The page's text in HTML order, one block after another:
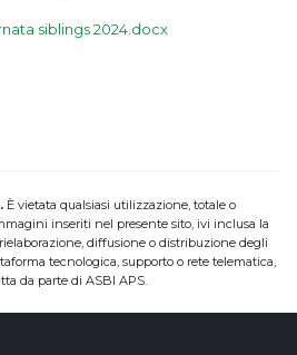
siblings 2024.docx
È vietata qualsiasi utilizzazione, totale o
inseriti nel presente sito, ivi inclusa la
diffusione o distribuzione degli
tecnologica, supporto o rete telematica,
da parte di ASBI APS.